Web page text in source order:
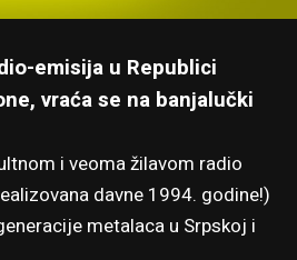
emisija u Republici
vraća se na banjalučki
i veoma žilavom radio
davne 1994. godine!)
metalaca u Srpskoj i